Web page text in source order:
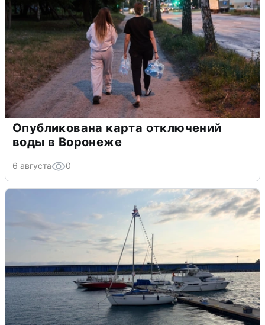
Опубликована карта отключений
воды в Воронеже
6 августа 0